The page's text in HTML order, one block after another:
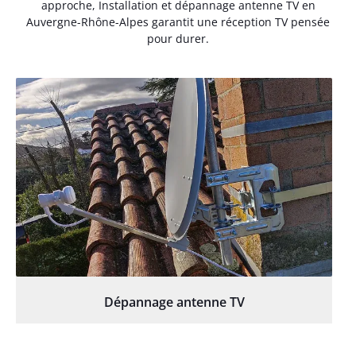
approche, Installation et dépannage antenne TV en
Auvergne-Rhône-Alpes garantit une réception TV pensée
pour durer.
Dépannage antenne TV